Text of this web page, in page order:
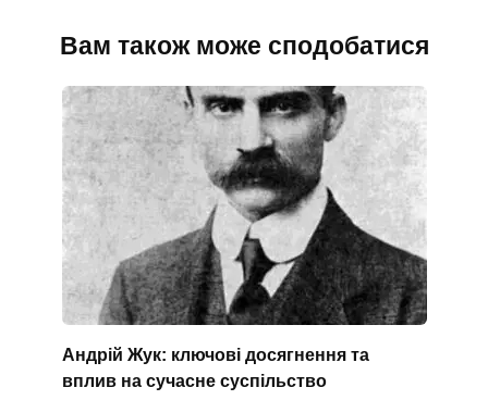
Вам також може сподобатися
Андрій Жук: ключові досягнення та
вплив на сучасне суспільство